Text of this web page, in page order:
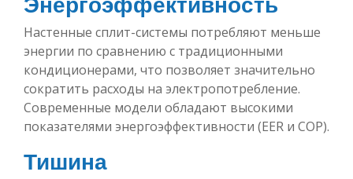
Настенные сплит-системы потребляют меньше
энергии по сравнению с традиционными
кондиционерами, что позволяет значительно
сократить расходы на электропотребление.
Современные модели обладают высокими
показателями энергоэффективности (EER и COP).
Тишина